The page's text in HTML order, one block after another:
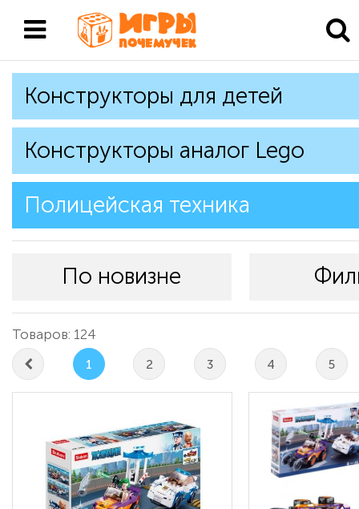
Конструкторы для детей
Конструкторы аналог Lego
Полицейская техника
По новизне
Товаров: 124
1 2 3 4 5